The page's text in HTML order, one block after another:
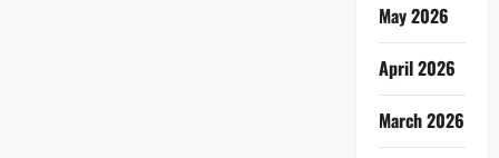
May 2026
April 2026
March 2026